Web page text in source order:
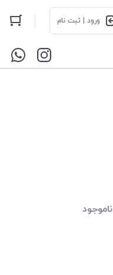
ورود | ثبت نام
ناموجود